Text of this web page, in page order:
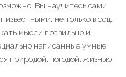
Вы научитесь сами
известными, не только в соц.
мысли правильно и
написанные умные
природой, погодой, жизнью